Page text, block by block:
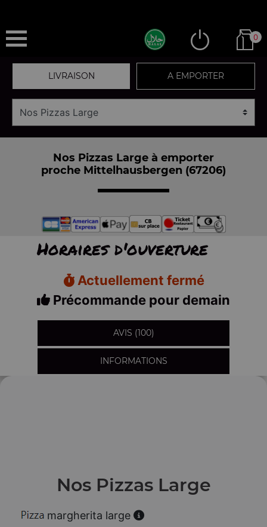
0
LIVRAISON A EMPORTER
Nos Pizzas Large à emporter
proche Mittelhausbergen (67206)
Horaires d'ouverture
Actuellement fermé
Précommande pour demain
AVIS (100)
INFORMATIONS
Nos Pizzas Large
margherita large